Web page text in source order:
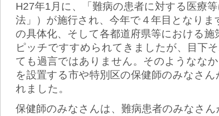
H27年1月に、「難病の患者に対する医療
法」）が施行され、今年で４年目となり
の具体化、そして各都道府県等における
ピッチですすめられてきましたが、目下
ても過言ではありません。そのようなな
を設置する市や特別区の保健師のみなさ
れました。
保健師のみなさんは、難病患者のみなさ